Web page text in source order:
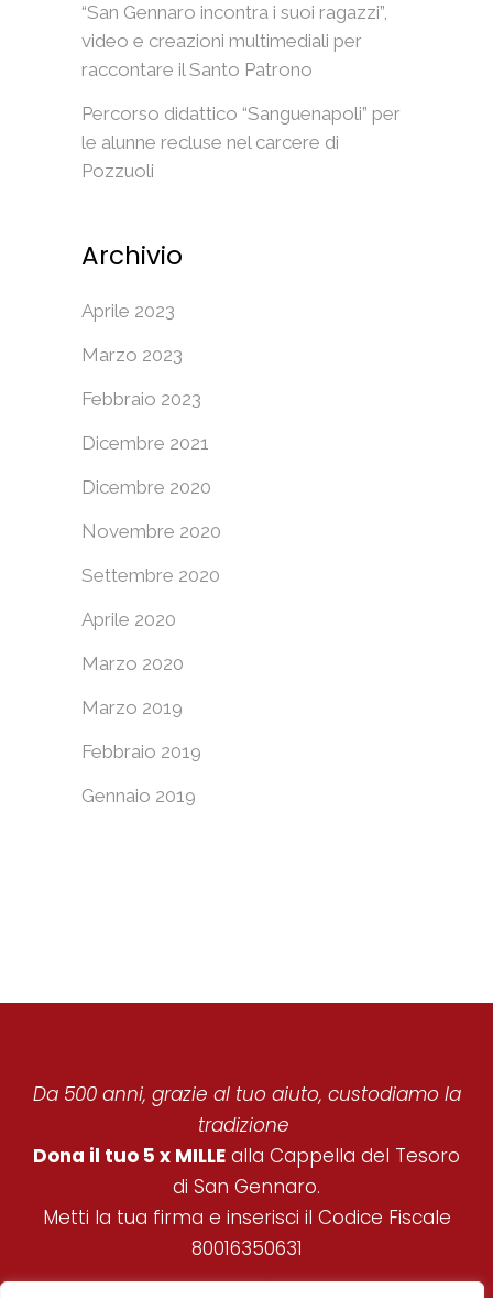
“San Gennaro incontra i suoi ragazzi”,
video e creazioni multimediali per
raccontare il Santo Patrono
Percorso didattico “Sanguenapoli” per
le alunne recluse nel carcere di
Pozzuoli
Archivio
Aprile 2023
Marzo 2023
Febbraio 2023
Dicembre 2021
Dicembre 2020
Novembre 2020
Settembre 2020
Aprile 2020
Marzo 2020
Marzo 2019
Febbraio 2019
Gennaio 2019
Da 500 anni, grazie al tuo aiuto, custodiamo la
tradizione
Dona il tuo 5 x MILLE alla Cappella del Tesoro
di San Gennaro.
Metti la tua firma e inserisci il Codice Fiscale
80016350631